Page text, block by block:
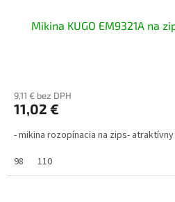
Mikina KUGO EM9321A na
9,11 € bez DPH
11,02 €
- mikina rozopínacia na zips-
98
110